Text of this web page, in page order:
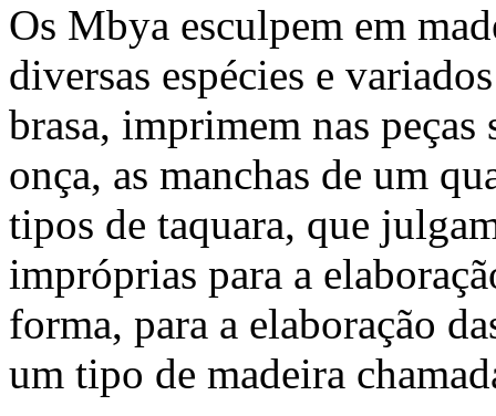
Os Mbya esculpem em
diversas espécies e
brasa, imprimem nas peças
onça, as manchas de um
tipos de taquara, que
impróprias para a
forma, para a elaboração
um tipo de madeira